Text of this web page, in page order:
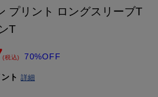
リント ロングスリーブT
T
(税込) 70%OFF
ト 詳細